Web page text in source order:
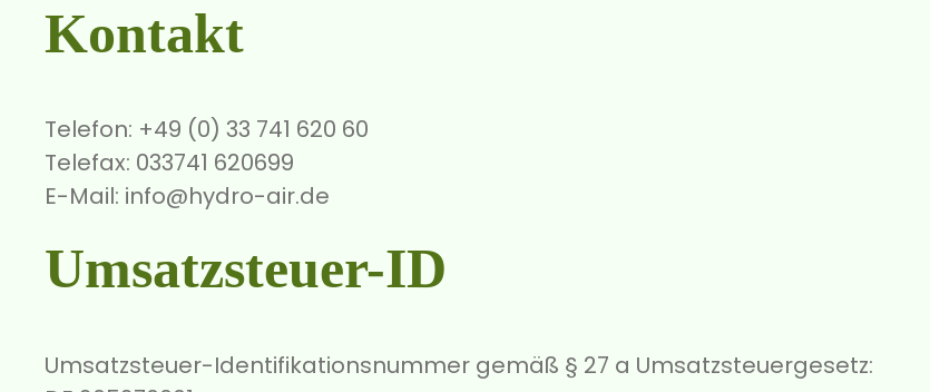
Kontakt
Telefon: +49 (0) 33 741 620 60
Telefax: 033741 620699
E-Mail: info@hydro-air.de
Umsatzsteuer-ID
Umsatzsteuer-Identifikationsnummer gemäß § 27 a Umsatzsteuergesetz: